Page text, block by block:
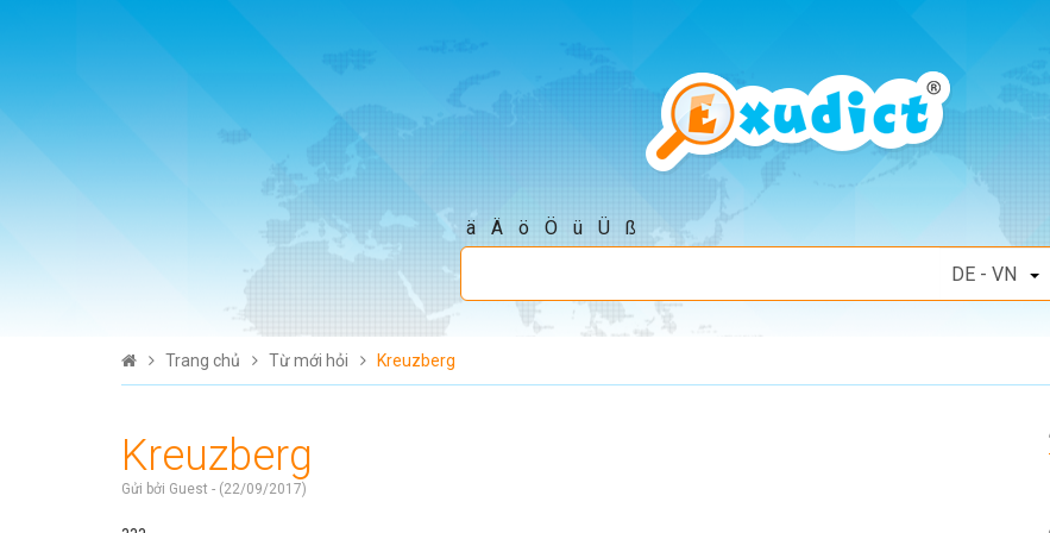
ä Ä ö Ö ü Ü ß
Trang chủ Từ mới hỏi Kreuzberg
Kreuzberg
Gửi bởi Guest - (22/09/2017)